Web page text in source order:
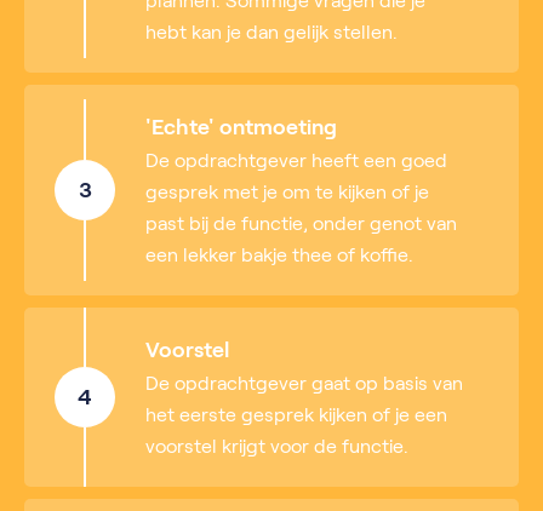
hebt kan je dan gelijk stellen.
3
'Echte' ontmoeting
De opdrachtgever heeft een goed
gesprek met je om te kijken of je
past bij de functie, onder genot van
een lekker bakje thee of koffie.
4
Voorstel
De opdrachtgever gaat op basis van
het eerste gesprek kijken of je een
voorstel krijgt voor de functie.